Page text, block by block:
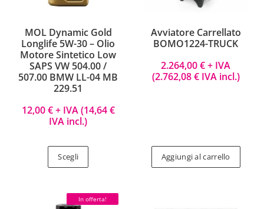
MOL Dynamic Gold
Longlife 5W-30 – Olio
Motore Sintetico Low
SAPS VW 504.00 /
507.00 BMW LL-04 MB
229.51
12,00€+ IVA (14,64€
IVA incl.)
Scegli
Avviatore Carrellato
BOMO1224-TRUCK
2.264,00€+ IVA
(2.762,08€IVA incl.)
Aggiungi al carrello
In offerta!